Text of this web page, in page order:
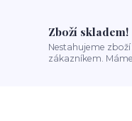
Zboží skladem!
Nestahujeme
zákazníkem.